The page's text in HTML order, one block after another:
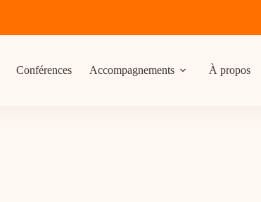
Conférences Accompagnements À propos